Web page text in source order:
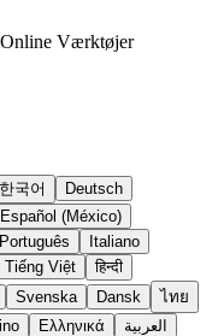
Værktøjer
한국어
Deutsch
Español (México)
Português
Italiano
Tiếng Việt
हिन्दी
Svenska Dansk
ไทย
Ελληνικά
العربية